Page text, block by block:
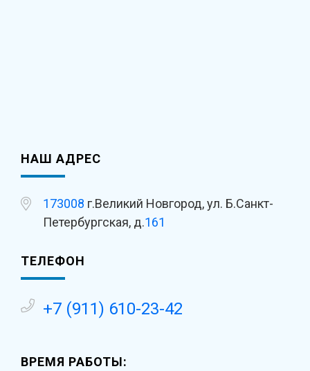
НАШ АДРЕС
173008 г.Великий Новгород, ул. Б.Санкт-
Петербургская, д.161
ТЕЛЕФОН
+7 (911) 610-23-42
ВРЕМЯ РАБОТЫ: